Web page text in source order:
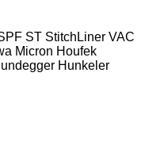
ST StitchLiner VAC
Micron Houfek
Hunkeler